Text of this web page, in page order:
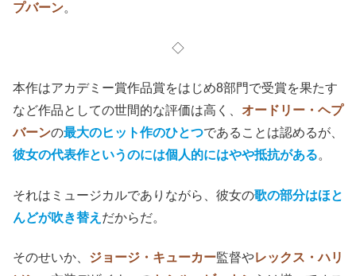
プバーン。
◇
本作はアカデミー賞作品賞をはじめ8部門で受賞を果たす
など作品としての世間的な評価は高く、 オードリー・ヘプ
バーンの最大のヒット作のひとつであることは認めるが、
彼女の代表作というのには個人的にはやや抵抗がある。
それはミュージカルでありながら、彼女の歌の部分はほと
んどが吹き替え だからだ。
そのせいか、 ジョージ・キューカー監督やレックス・ハリ